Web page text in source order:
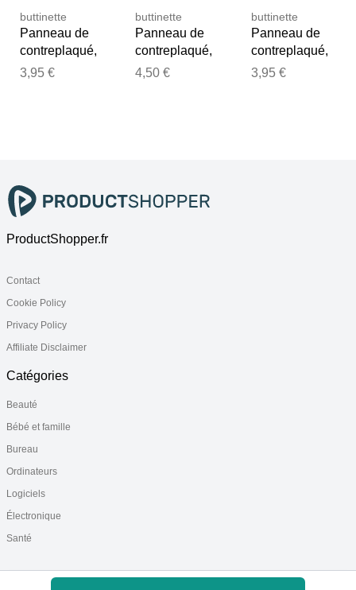
buttinette
Panneau de
contreplaqué,
de différentes
3,95 €
buttinette
Panneau de
contreplaqué,
de différentes
4,50 €
buttinette
Panneau de
contreplaqué,
de différentes
3,95 €
ProductShopper.fr
Contact
Cookie Policy
Privacy Policy
Affiliate Disclaimer
Catégories
Beauté
Bébé et famille
Bureau
Ordinateurs
Logiciels
Électronique
Santé